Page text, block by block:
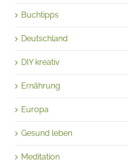
Buchtipps
Deutschland
DIY kreativ
Ernährung
Europa
Gesund leben
Meditation